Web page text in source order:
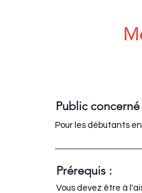
Public concerné
Pour les débutants en
Prérequis :
Vous devez être à